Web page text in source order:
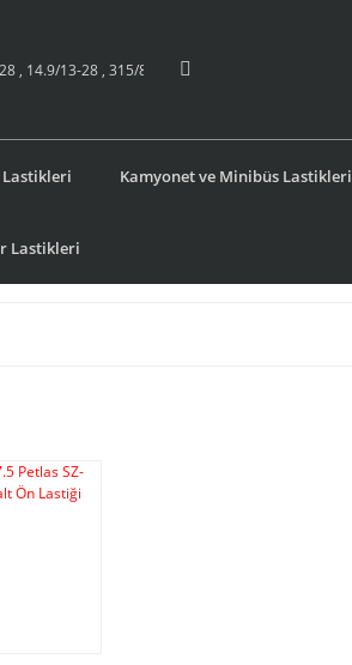
Lastikleri Kamyonet ve Minibüs Lastikleri
Lastikleri